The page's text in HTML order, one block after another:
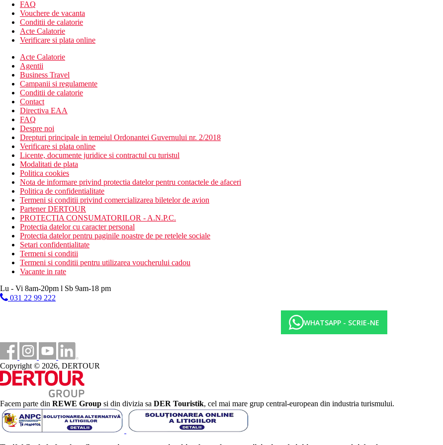
Camera dubla, Superior, vedere la mare: spatioasa, 41 m2.
Camera dubla, Premium, vedere la mare: spatioasa, 45 m2.
Toate camerele dispun de un pat suplimentar; in cazul ocuparii 2+2, al doilea copil imparte patul cu parintii.
Hotelul dispune de:
holul de intrare cu receptie
257 camere si apartamente
restaurantul principal Breeze cu bufet
restaurante à la carte (steakhouse, indian)
bar in hol
bar langa piscina
3 piscine in aer liber (sezlonguri si umbrele gratuite)
2 piscine pentru copii (sezlonguri si umbrele gratuite)
mini-club pentru copii (4-12 ani)
loc de joaca pentru copii
magazin
fitness
SPA
sala de conferinte
Descrierea plajei
plaja privata cu nisip chiar langa hotel
intrare lina in mare
sezlonguri si umbrele de soare gratuite
Activitati sportive gratuite
fitness
sauna
jacuzzi
masaje
Masa
All Inclusive:
mic dejun (07:00-10:30), pranz (12:30-15:00) si cina (18:30-22:30) sub forma de bufet in restaurantul principal al hotelului Breeze
bauturi alcoolice si non-alcoolice locale nelimitate (11:00-22:00)
inghetata pentru copii sub 12 ani (11:00-17:00)
minibarul si room service nu sunt incluse in pachet
Ultra All Inclusive:
FAQ
Vouchere de vacanta
Conditii de calatorie
Acte Calatorie
Verificare si plata online
Acte Calatorie
Agentii
Business Travel
Campanii si regulamente
Conditii de calatorie
Contact
Directiva EAA
FAQ
Despre noi
Drepturi principale in temeiul Ordonantei Guvernului nr. 2/2018
Verificare si plata online
Licente, documente juridice si contractul cu turistul
Modalitati de plata
Politica cookies
Nota de informare privind protectia datelor pentru contactele de afaceri
Politica de confidentialitate
Termeni si conditii privind comercializarea biletelor de avion
Partener DERTOUR
PROTECTIA CONSUMATORILOR - A.N.P.C.
Protectia datelor cu caracter personal
Protectia datelor pentru paginile noastre de pe retelele sociale
Setari confidentialitate
Termeni si conditii
Termeni si conditii pentru utilizarea voucherului cadou
Vacante in rate
Lu - Vi 8am-20pm l Sb 9am-18 pm
031 22 99 222
WHATSAPP - SCRIE-NE
Copyright © 2026, DERTOUR
Facem parte din REWE Group si din divizia sa DER Touristik, cel mai mare grup central-european din industria turismului.